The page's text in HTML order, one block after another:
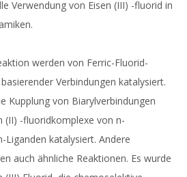
Verwendung von Eisen (III) -fluorid in
werden von Ferric-Fluorid-
Verbindungen katalysiert.
Kupplung von Biarylverbindungen
(II) -fluoridkomplexe von n-
Liganden katalysiert. Andere
auch ähnliche Reaktionen. Es wurde